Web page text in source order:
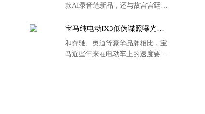
款AI录音笔新品，还与故宫宫廷文
的故宫宫廷联名款。
宝马纯电动IX3低伪谍照曝光：
和奔驰、奥迪等豪华品牌相比，宝
马近些年来在电动车上的速度要慢